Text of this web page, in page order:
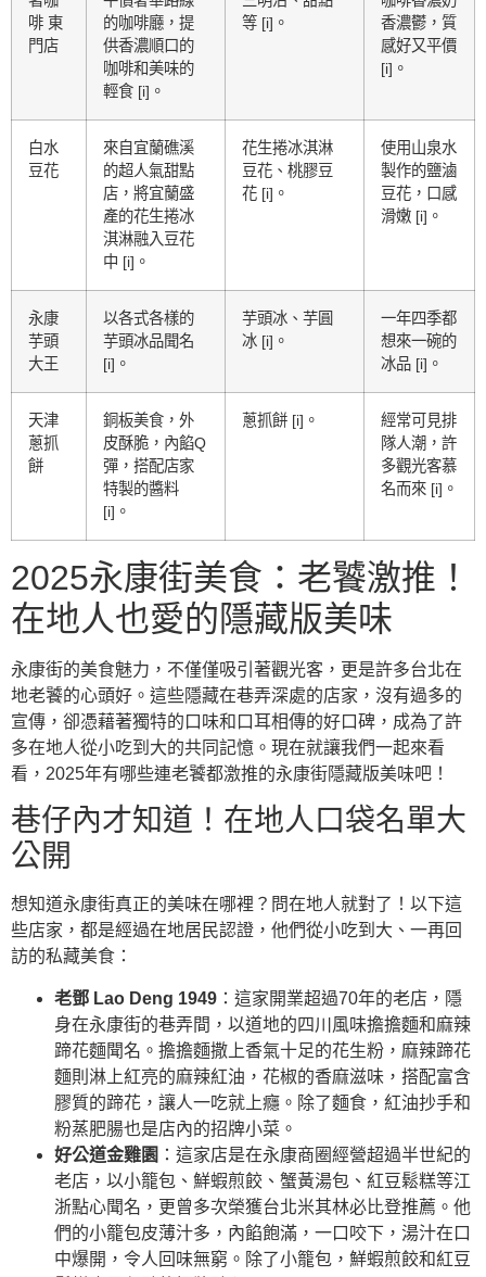
啡 東
門店
的咖啡廳，提
供香濃順口的
咖啡和美味的
輕食 [i]。
等 [i]。
香濃鬱，質
感好又平價
[i]。
白水
豆花
來自宜蘭礁溪
的超人氣甜點
店，將宜蘭盛
產的花生捲冰
淇淋融入豆花
中 [i]。
花生捲冰淇淋
豆花、桃膠豆
花 [i]。
使用山泉水
製作的鹽滷
豆花，口感
滑嫩 [i]。
永康
芋頭
大王
以各式各樣的
芋頭冰品聞名
[i]。
芋頭冰、芋圓
冰 [i]。
一年四季都
想來一碗的
冰品 [i]。
天津
蔥抓
餅
銅板美食，外
皮酥脆，內餡Q
彈，搭配店家
特製的醬料
[i]。
蔥抓餅 [i]。
經常可見排
隊人潮，許
多觀光客慕
名而來 [i]。
2025永康街美食：老饕激推！
在地人也愛的隱藏版美味
永康街的美食魅力，不僅僅吸引著觀光客，更是許多台北在
地老饕的心頭好。這些隱藏在巷弄深處的店家，沒有過多的
宣傳，卻憑藉著獨特的口味和口耳相傳的好口碑，成為了許
多在地人從小吃到大的共同記憶。現在就讓我們一起來看
看，2025年有哪些連老饕都激推的永康街隱藏版美味吧！
巷仔內才知道！在地人口袋名單大
公開
想知道永康街真正的美味在哪裡？問在地人就對了！以下這
些店家，都是經過在地居民認證，他們從小吃到大、一再回
訪的私藏美食：
老鄧 Lao Deng 1949 ：這家開業超過70年的老店，隱
身在永康街的巷弄間，以道地的四川風味擔擔麵和麻辣
蹄花麵聞名。擔擔麵撒上香氣十足的花生粉，麻辣蹄花
麵則淋上紅亮的麻辣紅油，花椒的香麻滋味，搭配富含
膠質的蹄花，讓人一吃就上癮。除了麵食，紅油抄手和
粉蒸肥腸也是店內的招牌小菜。
好公道金雞園 ：這家店是在永康商圈經營超過半世紀的
老店，以小籠包、鮮蝦煎餃、蟹黃湯包、紅豆鬆糕等江
浙點心聞名，更曾多次榮獲台北米其林必比登推薦。他
們的小籠包皮薄汁多，內餡飽滿，一口咬下，湯汁在口
中爆開，令人回味無窮。除了小籠包，鮮蝦煎餃和紅豆